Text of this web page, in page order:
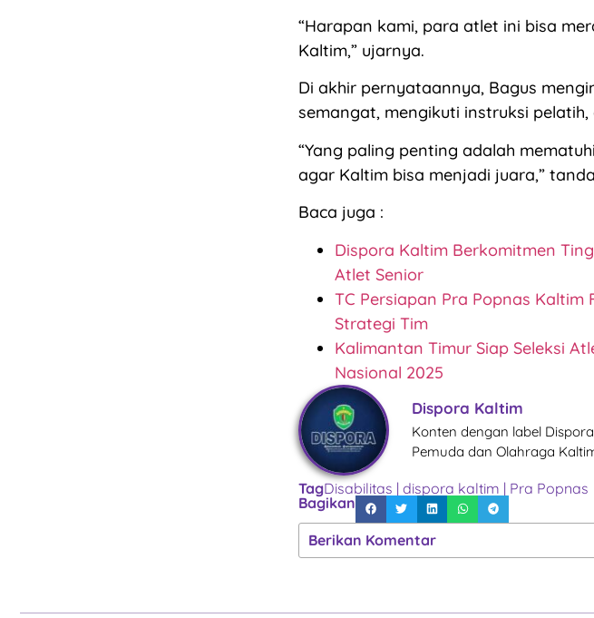
“Harapan kami, para atlet ini bisa
Kaltim,” ujarnya.
Di akhir pernyataannya, Bagus
semangat, mengikuti instruksi
“Yang paling penting adalah
agar Kaltim bisa menjadi juara,”
Baca juga :
Dispora Kaltim Berkomitmen
Atlet Senior
TC Persiapan Pra Popnas
Strategi Tim
Kalimantan Timur Siap Seleksi
Nasional 2025
Dispora Kaltim
Konten dengan label
Pemuda dan Olahraga
TagDisabilitas | dispora kaltim | Pra Popnas
Bagikan
Berikan Komentar